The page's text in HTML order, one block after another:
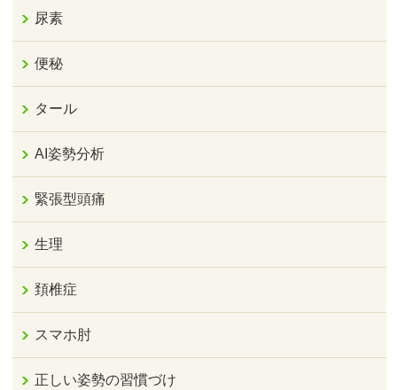
尿素
便秘
タール
AI姿勢分析
緊張型頭痛
生理
頚椎症
スマホ肘
正しい姿勢の習慣づけ